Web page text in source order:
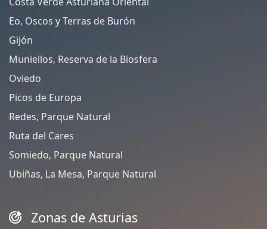
Eo, Oscos y Terras de Burón
Gijón
Muniellos, Reserva de la Biosfera
Oviedo
Picos de Europa
Redes, Parque Natural
Ruta del Cares
Somiedo, Parque Natural
Ubiñas, La Mesa, Parque Natural
Zonas de Asturias